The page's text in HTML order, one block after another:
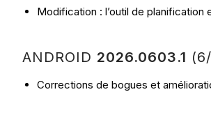
Modification : l’outil de planification
ANDROID 2026.0603.1
Corrections de bogues et